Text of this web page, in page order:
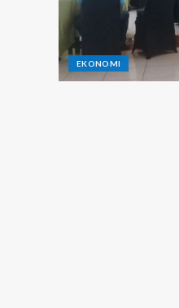
EKONOMI